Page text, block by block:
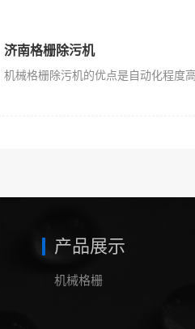
济南格栅除污机
产品展示
机械格栅